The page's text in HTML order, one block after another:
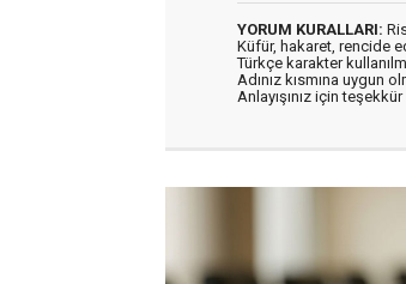
YORUM KURALLARI:
Küfür, hakaret, rencide
Türkçe karakter
Adınız kısmına uygun
Anlayışınız için